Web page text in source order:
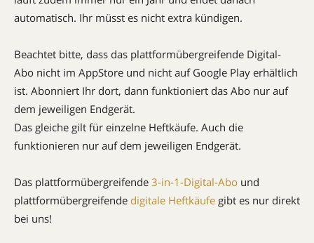
automatisch. Ihr müsst es nicht extra kündigen.
Beachtet bitte, dass das plattformübergreifende Digital-
Abo nicht im AppStore und nicht auf Google Play erhältlich
ist. Abonniert Ihr dort, dann funktioniert das Abo nur auf
dem jeweiligen Endgerät.
Das gleiche gilt für einzelne Heftkäufe. Auch die
funktionieren nur auf dem jeweiligen Endgerät.
Das plattformübergreifende 3-in-1-Digital-Abo und
plattformübergreifende digitale Heftkäufe gibt es nur direkt
bei uns!